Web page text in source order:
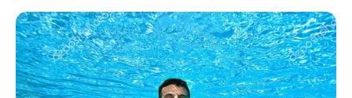
HOME
INSPIRASI
STYLE
FILM &
SERIES
NGAKAK
QUOTES
HYPE
MORE